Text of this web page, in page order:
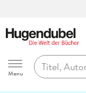
Hugendubel
Menu